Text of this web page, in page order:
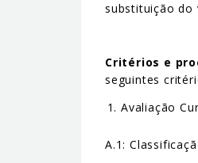
substituição do
Critérios e
seguintes
Avaliação
A.1: